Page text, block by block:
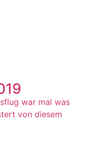
war mal was
von diesem